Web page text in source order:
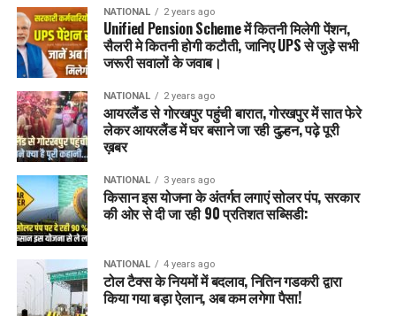
NATIONAL 2 years ago
Unified Pension Scheme में कितनी मिलेगी पेंशन,
सैलरी मे कितनी होगी कटौती, जानिए UPS से जुड़े सभी
जरूरी सवालों के जवाब।
NATIONAL 2 years ago
आयरलैंड से गोरखपुर पहुंची बारात, गोरखपुर में सात फेरे
लेकर आयरलैंड में घर बसाने जा रही दुल्हन, पढ़े पूरी
ख़बर
NATIONAL 3 years ago
किसान इस योजना के अंतर्गत लगाएं सोलर पंप, सरकार
की ओर से दी जा रही 90 प्रतिशत सब्सिडी:
NATIONAL 4 years ago
टोल टैक्स के नियमों में बदलाव, नितिन गडकरी द्वारा
किया गया बड़ा ऐलान, अब कम लगेगा पैसा!